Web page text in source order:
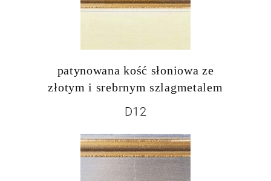
patynowana kość słoniowa ze
złotym i srebrnym szlagmetalem
D12